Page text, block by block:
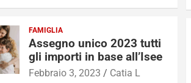
FAMIGLIA
Assegno unico 2023 tutti
gli importi in base all’Isee
Febbraio 3, 2023 Catia L